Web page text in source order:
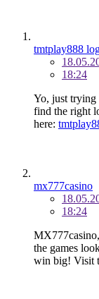
tmtplay888
18:24
Yo, just
find the right
here:
mx777casino
18:24
the games
win big! Visit